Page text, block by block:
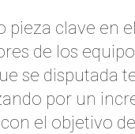
clave en
de los
se disputada
por un
el objetivo